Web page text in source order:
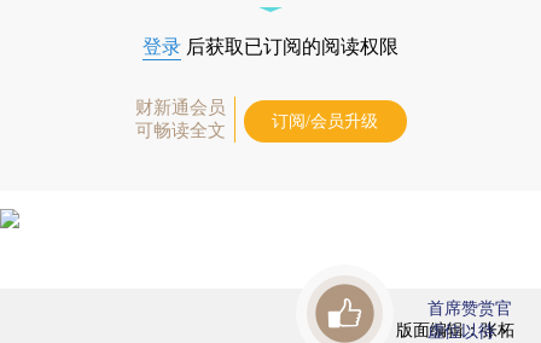
登录 后获取已订阅的阅读权限
财新通会员
可畅读全文
订阅/会员升级
版面编辑：张柘
首席赞赏官
虚位以待